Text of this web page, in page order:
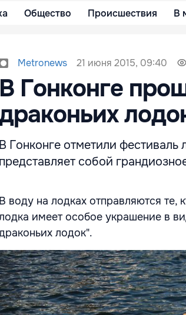
Общество Происшествия В
Metronews 21 июня 2015, 09:40
В Гонконге
В Гонконге отметили
представляет собой
В воду на лодках отправляются те,
имеет особое украшение в
лодок".